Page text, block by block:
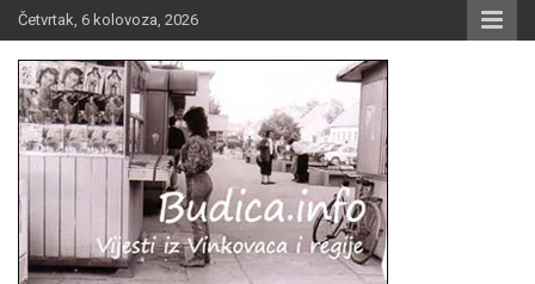
Skip
to
content
Četvrtak, 6 kolovoza, 2026